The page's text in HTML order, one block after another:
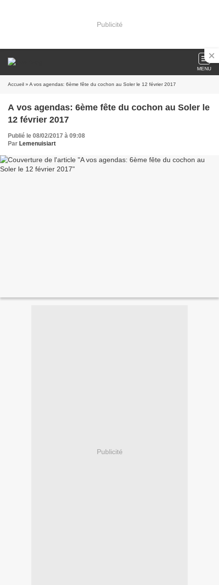
Publicité
MENU
Accueil » A vos agendas: 6ème fête du cochon au Soler le 12 février 2017
A vos agendas: 6ème fête du cochon au Soler le
12 février 2017
Publié le 08/02/2017 à 09:08
Par Lemenuisiart
Publicité